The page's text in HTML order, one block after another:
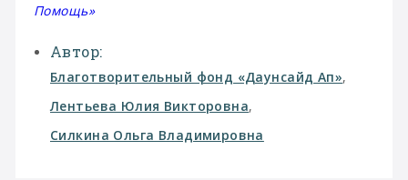
Помощь»
Автор:
Благотворительный фонд «Даунсайд Ап»,
Лентьева Юлия Викторовна,
Силкина Ольга Владимировна